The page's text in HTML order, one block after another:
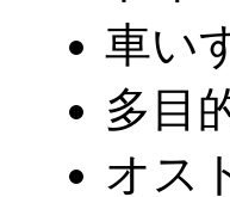
車い
多目
オス